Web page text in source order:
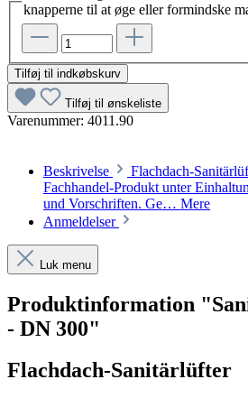
knapperne til at øge eller formindske
Tilføj til indkøbskurv
Tilføj til ønskeliste
Varenummer: 4011.90
Beskrivelse
Flachdach-
Fachhandel-Produkt unter
und Vorschriften. Ge… Mere
Anmeldelser
Luk menu
Produktinformation
- DN 300"
Flachdach-Sanitärlüfter